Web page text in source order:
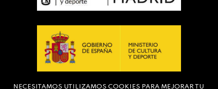
NECESITAMOS UTILIZAMOS COOKIES PARA MEJORAR TU